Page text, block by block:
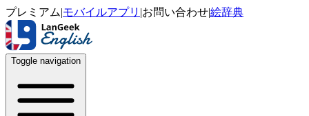
プレミアム|モバイルアプリ |お問い合わせ|絵辞典
Toggle navigation